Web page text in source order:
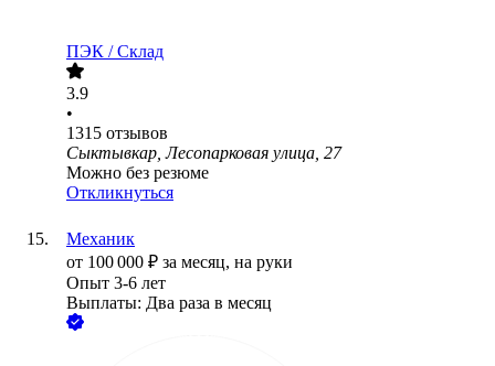
ПЭК / Склад
3.9
•
1315 отзывов
Сыктывкар, Лесопарковая улица, 27
Можно без резюме
Откликнуться
Механик
от 100 000 ₽ за месяц, на руки
Опыт 3-6 лет
Выплаты: Два раза в месяц